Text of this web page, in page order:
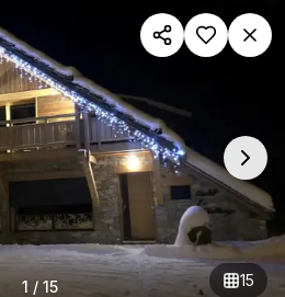
1 / 15 15